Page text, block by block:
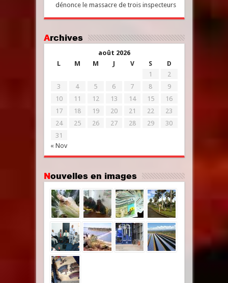
dénonce le massacre de trois inspecteurs
Archives
août 2026
L
M M J V S D
« Nov
1
2
3
4 5 6 7 8
9
10
11 12 13 14 15
16
17
18 19 20 21 22
23
24
25 26 27 28 29
30
31
Nouvelles en images